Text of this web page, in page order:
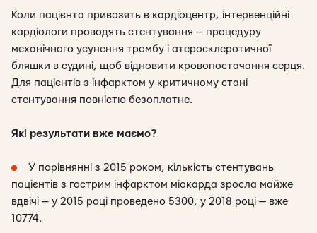
Коли пацієнта привозять в кардіоцентр, інтервенційні
кардіологи проводять стентування — процедуру
механічного усунення тромбу і атеросклеротичної
бляшки в судині, щоб відновити кровопостачання серця.
Для пацієнтів з інфарктом у критичному стані
стентування повністю безоплатне.
Які результати вже маємо?
У порівнянні з 2015 роком, кількість стентувань
пацієнтів з гострим інфарктом міокарда зросла майже
вдвічі — у 2015 році проведено 5300, у 2018 році — вже
10774.